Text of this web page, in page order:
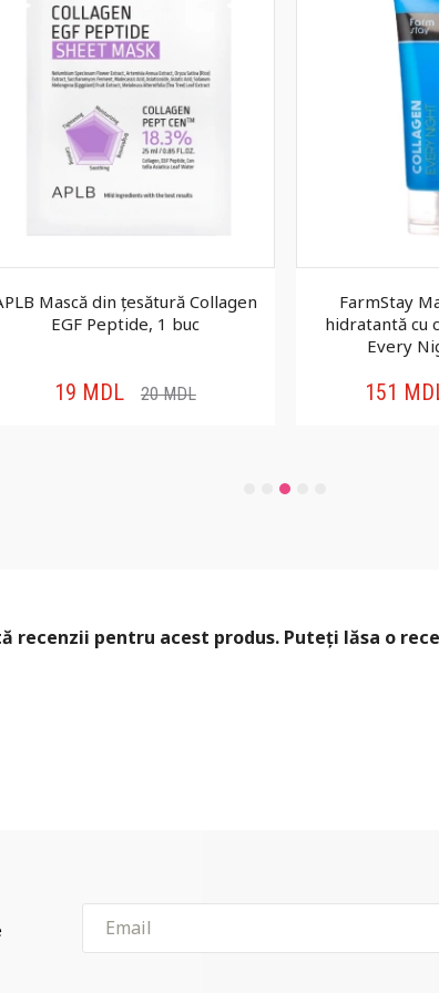
Mască din țesătură Collagen
EGF Peptide, 1 buc
19 MDL 20MDL
FarmStay
hidratantă cu
Every
151
recenzii pentru acest produs. Puteți lăsa o